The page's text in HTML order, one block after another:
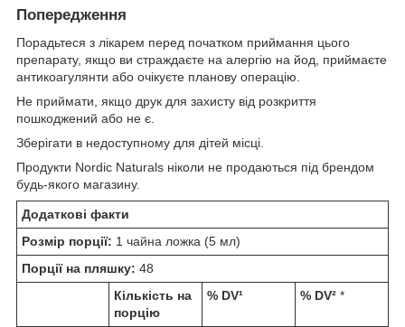
Попередження
Порадьтеся з лікарем перед початком приймання цього
препарату, якщо ви страждаєте на алергію на йод, приймаєте
антикоагулянти або очікуєте планову операцію.
Не приймати, якщо друк для захисту від розкриття
пошкоджений або не є.
Зберігати в недоступному для дітей місці.
Продукти Nordic Naturals ніколи не продаються під брендом
будь-якого магазину.
Додаткові факти
Розмір порції: 1 чайна ложка (5 мл)
Порції на пляшку: 48
Кількість на
порцію
% DV¹ % DV² *